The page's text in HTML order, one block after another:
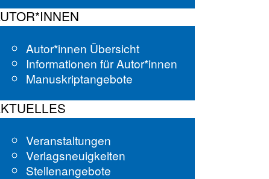
Autor*innen Übersicht
Informationen für Autor*innen
Manuskriptangebote
Veranstaltungen
Verlagsneuigkeiten
Stellenangebote